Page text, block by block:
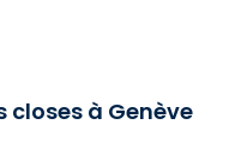
closes à Genève